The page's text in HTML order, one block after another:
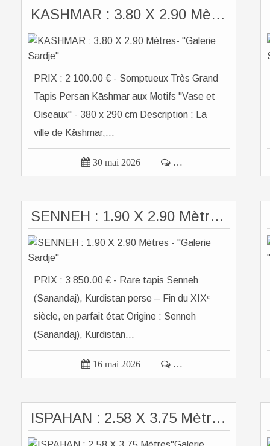
KASHMAR : 3.80 X 2.90 Mètres- "Galerie Sardje"
PRIX : 2 100.00 € - Somptueux Très Grand
Tapis Persan Kāshmar aux Motifs "Vase et
Oiseaux" - 380 x 290 cm Description : La
ville de Kāshmar,...
 30 mai 2026  …
SENNEH : 1.90 X 2.90 Mètres - "Galerie Sardje"
PRIX : 3 850.00 € - Rare tapis Senneh
(Sanandaj), Kurdistan perse – Fin du XIXᵉ
siècle, en parfait état Origine : Senneh
(Sanandaj), Kurdistan...
 16 mai 2026  …
ISPAHAN : 2.58 X 3.75 Mètres"Galerie Sardje"